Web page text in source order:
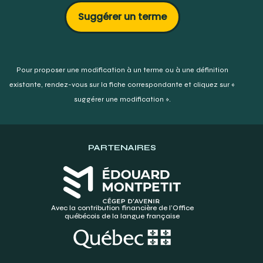
Suggérer un terme
Pour proposer une modification à un terme ou à une définition
existante, rendez-vous sur la fiche correspondante et cliquez sur «
suggérer une modification ».
PARTENAIRES
Avec la contribution financière de l’Office
québécois de la langue française